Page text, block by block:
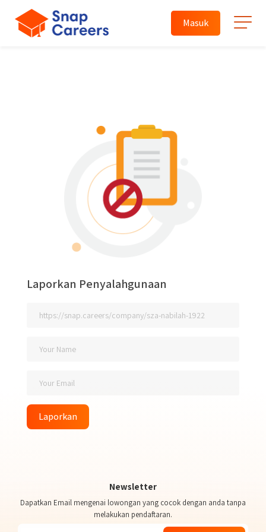
Masuk
Laporkan Penyalahgunaan
Laporkan
Newsletter
Dapatkan Email mengenai lowongan yang cocok dengan anda tanpa
melakukan pendaftaran.